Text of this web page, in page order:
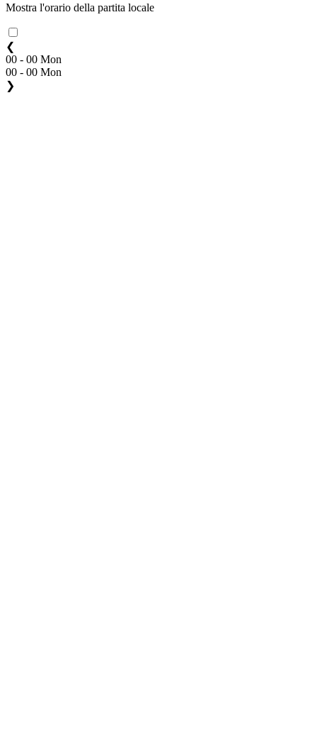
Mostra l'orario della partita locale
❮
00 - 00 Mon
00 - 00 Mon
❯